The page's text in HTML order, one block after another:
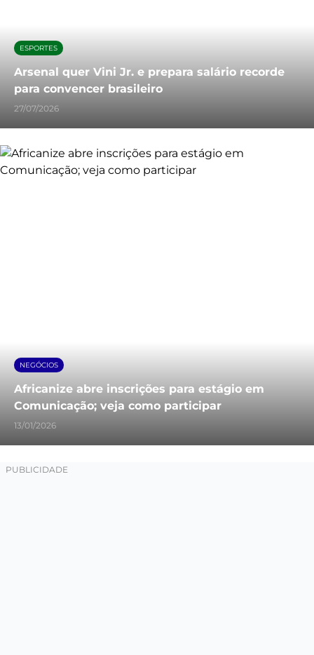
ESPORTES
Arsenal quer Vini Jr. e prepara salário recorde
para convencer brasileiro
27/07/2026
NEGÓCIOS
Africanize abre inscrições para estágio em
Comunicação; veja como participar
13/01/2026